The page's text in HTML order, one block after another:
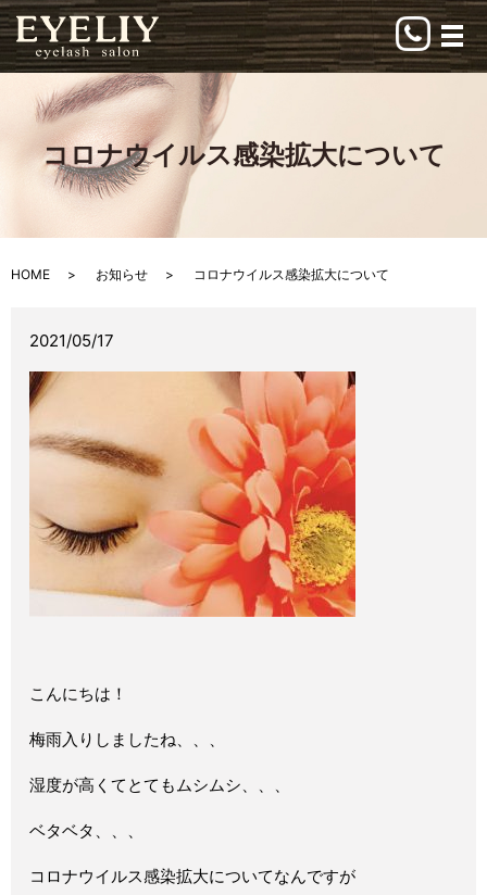
メ
コロナウイルス感染拡大について
HOME お知らせ コロナウイルス感染拡大について
2021/05/17
こんにちは！
梅雨入りしましたね、、、
湿度が高くてとてもムシムシ、、、
ベタベタ、、、
コロナウイルス感染拡大についてなんですが